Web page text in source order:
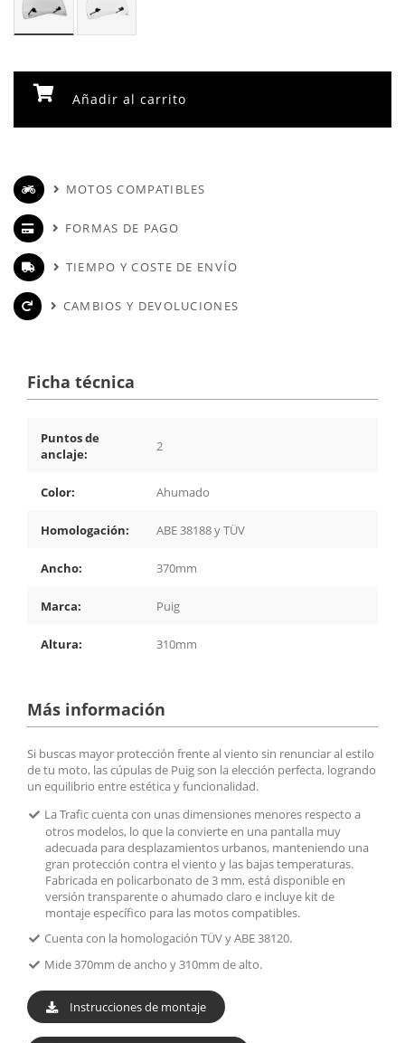
Añadir al carrito
MOTOS COMPATIBLES
FORMAS DE PAGO
TIEMPO Y COSTE DE ENVÍO
CAMBIOS Y DEVOLUCIONES
Ficha técnica
Puntos de
anclaje:
2
Color: Ahumado
Homologación: ABE 38188 y TÜV
Ancho: 370mm
Marca: Puig
Altura: 310mm
Más información
Si buscas mayor protección frente al viento sin renunciar al estilo
de tu moto, las cúpulas de Puig son la elección perfecta, logrando
un equilibrio entre estética y funcionalidad.
La Trafic cuenta con unas dimensiones menores respecto a
otros modelos, lo que la convierte en una pantalla muy
adecuada para desplazamientos urbanos, manteniendo una
gran protección contra el viento y las bajas temperaturas.
Fabricada en policarbonato de 3 mm, está disponible en
versión transparente o ahumado claro e incluye kit de
montaje específico para las motos compatibles.
Cuenta con la homologación TÜV y ABE 38120.
Mide 370mm de ancho y 310mm de alto.
Instrucciones de montaje